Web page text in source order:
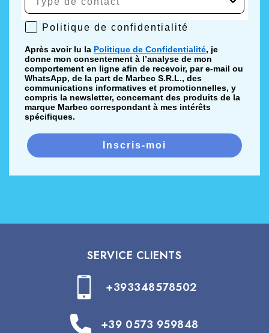
Politique de confidentialité
Politique de confidentialité
Après avoir lu la Politique de Confidentialité, je
donne mon consentement à l’analyse de mon
comportement en ligne afin de recevoir, par e-mail ou
WhatsApp, de la part de Marbec S.R.L., des
communications informatives et promotionnelles, y
compris la newsletter, concernant des produits de la
marque Marbec correspondant à mes intérêts
spécifiques.
Inscris-moi
SERVICE CLIENTS
+393348578502
+39 0573 959848